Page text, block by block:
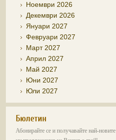
Ноември 2026
Декември 2026
Януари 2027
Февруари 2027
Март 2027
Април 2027
Май 2027
Юни 2027
Юли 2027
Бюлетин
Абонирайте се и получавайте най-новите